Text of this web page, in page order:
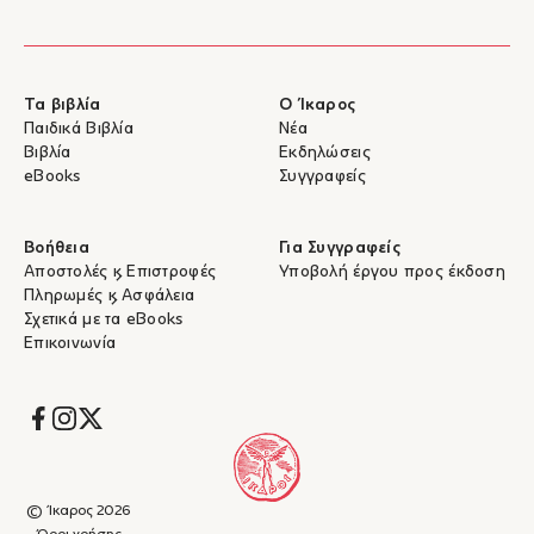
Τα βιβλία
Παιδικά Βιβλία
Βιβλία
eBooks
Ο Ίκαρος
Νέα
Εκδηλώσεις
Συγγραφείς
Βοήθεια
Αποστολές & Επιστροφές
Πληρωμές & Ασφάλεια
Σχετικά με τα eBooks
Επικοινωνία
Για Συγγραφείς
Υποβολή έργου προς έκδοση
Socials
© Ίκαρος 2026